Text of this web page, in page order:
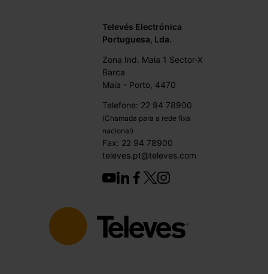
Televés Electrónica
Portuguesa, Lda.
Zona Ind. Maia 1 Sector-X
Barca
Maia - Porto, 4470
Telefone: 22 94 78900
(Chamada para a rede fixa
nacional)
Fax: 22 94 78900
televes.pt@televes.com